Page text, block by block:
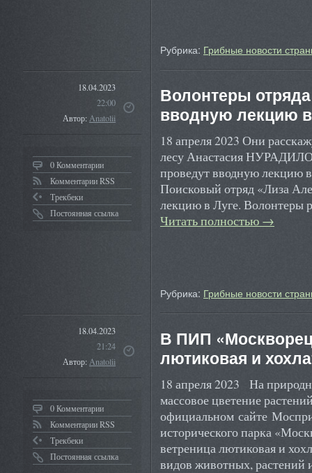
Рубрика: Грибные новости
18.04.2023
22:00
Автор:Anatolii
0 Комментарии
Комментарии RSS
Трекбеки
Постоянная ссылка
Волонтеры
вводную лекцию
18 апреля 2023 Они
лесу Анастасия
проведут вводную лекцию
Поисковый отряд «Лиза
лекцию в Луге. Волонтеры
Читать полностью →
Рубрика: Грибные новости
18.04.2023
21:24
Автор:Anatolii
0 Комментарии
Комментарии RSS
Трекбеки
Постоянная ссылка
В ПИП
лютиковая и
18 апреля 2023 На
массовое цветение
официальном сайте
исторического парка
ветреница лютиковая и
видов животных,